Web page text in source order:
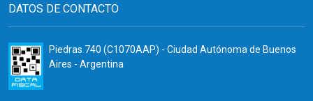
DATOS DE CONTACTO
Piedras 740 (C1070AAP) - Ciudad Autónoma de Buenos
Aires - Argentina